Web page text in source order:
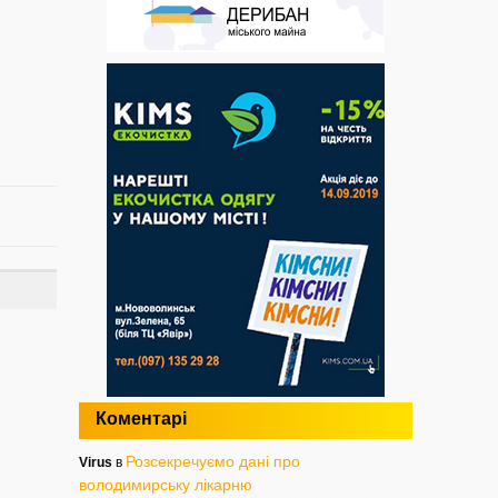
Коментарі
Virus в Розсекречуємо дані про
володимирську лікарню